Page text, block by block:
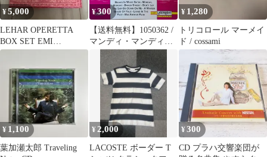
¥5,000
LEHAR OPERETTA
BOX SET EMI
CLASSICS
¥300
【送料無料】1050362 /
マンディ・マンディ～
ロッククラシックス-1 /
サテンの夜 / CD
¥ 1,280
トリコロール マーメイ
ド / cossami
¥ 1,100
葉加瀬太郎 Traveling
¥ 2,000
LACOSTE ボーダー T
¥300
CD プラハ交響楽団が